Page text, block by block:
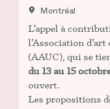
Montréal
L’appel à
l’Association
(AAUC), qui se
du 13 au 15
ouvert.
Les propositions